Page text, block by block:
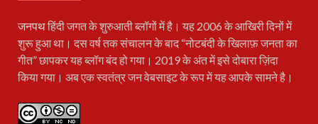
जनपथहिंदी जगत के शुरुआती ब्लॉगों में है। यह 2006 के आखिरी दिनों में
शुरू हुआ था। दस वर्ष तक संचालन के बाद “नोटबंदी के खिलाफ़ जनता का
गीत” छापकर यह ब्लॉग बंद हो गया। 2019 के अंत में इसे दोबारा ज़िंदा
किया गया। अब एक स्वतंत्र जन वेबसाइट के रूप में यह आपके सामने है।